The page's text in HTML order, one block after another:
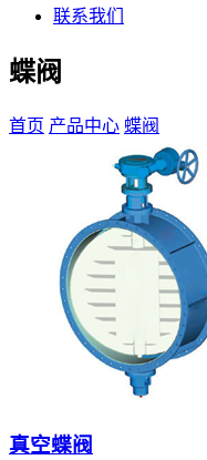
联系我们
蝶阀
首页 产品中心 蝶阀
真空蝶阀